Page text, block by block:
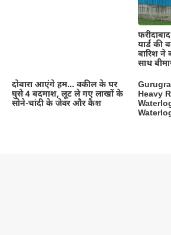
यार्ड की
बारिश ने
साथ
दोबारा आएंगे हम… वकील के घर
घुसे 4 बदमाश, लूट ले गए लाखों के
सोने-चांदी के जेवर और कैश
Heavy